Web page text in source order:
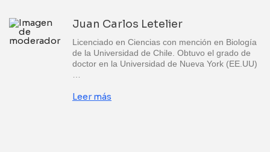
Juan Carlos Letelier
Licenciado en Ciencias con mención en Biología
de la Universidad de Chile. Obtuvo el grado de
doctor en la Universidad de Nueva York (EE.UU)
Leer más